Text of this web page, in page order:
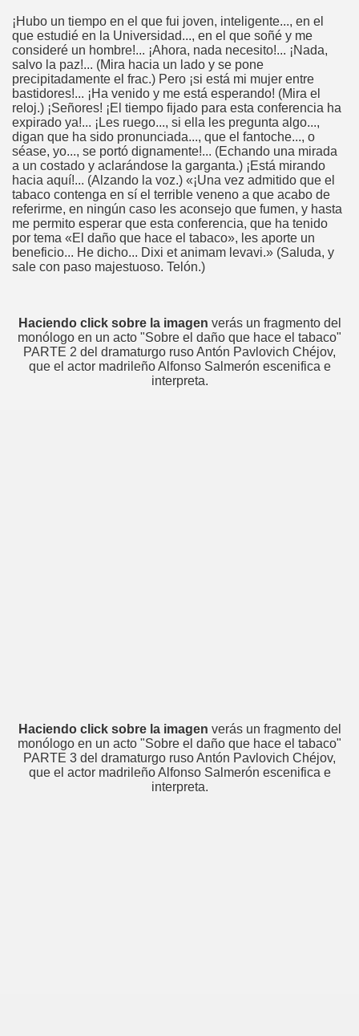
¡Hubo un tiempo en el que fui joven, inteligente..., en el
que estudié en la Universidad..., en el que soñé y me
consideré un hombre!... ¡Ahora, nada necesito!... ¡Nada,
salvo la paz!... (Mira hacia un lado y se pone
precipitadamente el frac.) Pero ¡si está mi mujer entre
bastidores!... ¡Ha venido y me está esperando! (Mira el
reloj.) ¡Señores! ¡El tiempo fijado para esta conferencia ha
expirado ya!... ¡Les ruego..., si ella les pregunta algo...,
digan que ha sido pronunciada..., que el fantoche..., o
séase, yo..., se portó dignamente!... (Echando una mirada
a un costado y aclarándose la garganta.) ¡Está mirando
hacia aquí!... (Alzando la voz.) «¡Una vez admitido que el
tabaco contenga en sí el terrible veneno a que acabo de
referirme, en ningún caso les aconsejo que fumen, y hasta
me permito esperar que esta conferencia, que ha tenido
por tema «El daño que hace el tabaco», les aporte un
beneficio... He dicho... Dixi et animam levavi.» (Saluda, y
sale con paso majestuoso. Telón.)
Haciendo click sobre la imagen verás un fragmento del
monólogo en un acto "Sobre el daño que hace el tabaco"
PARTE 2 del dramaturgo ruso Antón Pavlovich Chéjov,
que el actor madrileño Alfonso Salmerón escenifica e
interpreta.
Haciendo click sobre la imagen verás un fragmento del
monólogo en un acto "Sobre el daño que hace el tabaco"
PARTE 3 del dramaturgo ruso Antón Pavlovich Chéjov,
que el actor madrileño Alfonso Salmerón escenifica e
interpreta.